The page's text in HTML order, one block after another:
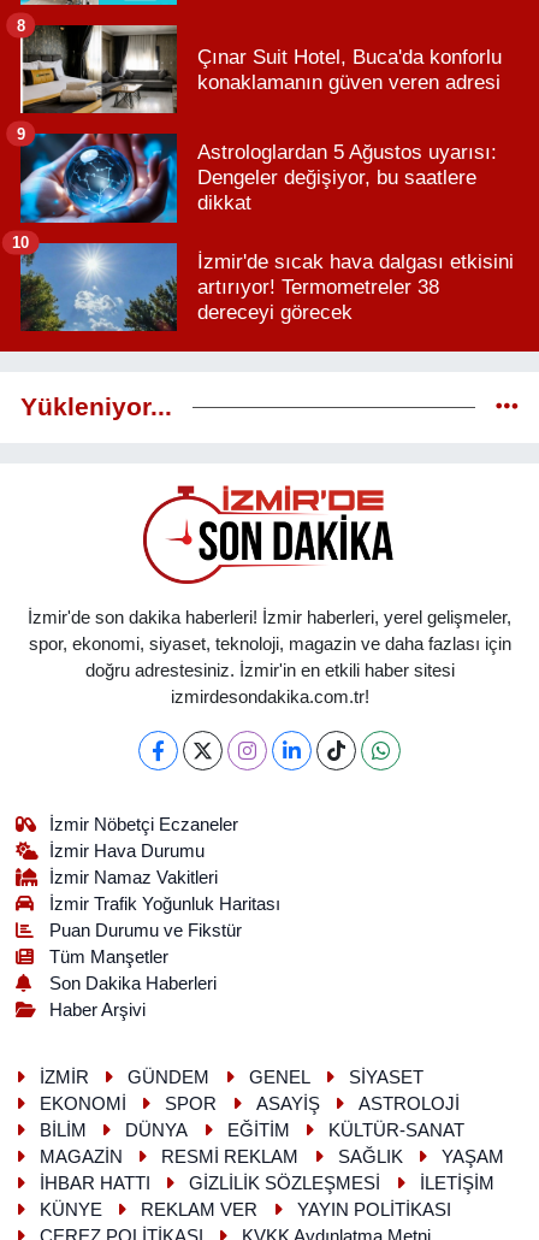
Çınar Suit Hotel, Buca'da konforlu
konaklamanın güven veren adresi
8
Astrologlardan 5 Ağustos uyarısı:
Dengeler değişiyor, bu saatlere
dikkat
9
İzmir'de sıcak hava dalgası etkisini
artırıyor! Termometreler 38
dereceyi görecek
10
Yükleniyor...
İzmir'de son dakika haberleri! İzmir haberleri, yerel gelişmeler,
spor, ekonomi, siyaset, teknoloji, magazin ve daha fazlası için
doğru adrestesiniz. İzmir'in en etkili haber sitesi
izmirdesondakika.com.tr!
İzmir Nöbetçi Eczaneler
İzmir Hava Durumu
İzmir Namaz Vakitleri
İzmir Trafik Yoğunluk Haritası
Puan Durumu ve Fikstür
Tüm Manşetler
Son Dakika Haberleri
Haber Arşivi
İZMİR GÜNDEM GENEL
SİYASET
EKONOMİ
SPOR ASAYİŞ
ASTROLOJİ
BİLİM
DÜNYA EĞİTİM
KÜLTÜR-SANAT
MAGAZİN
RESMİ REKLAM SAĞLIK
YAŞAM
İHBAR HATTI
GİZLİLİK SÖZLEŞMESİ
İLETİŞİM
KÜNYE
REKLAM VER
YAYIN POLİTİKASI